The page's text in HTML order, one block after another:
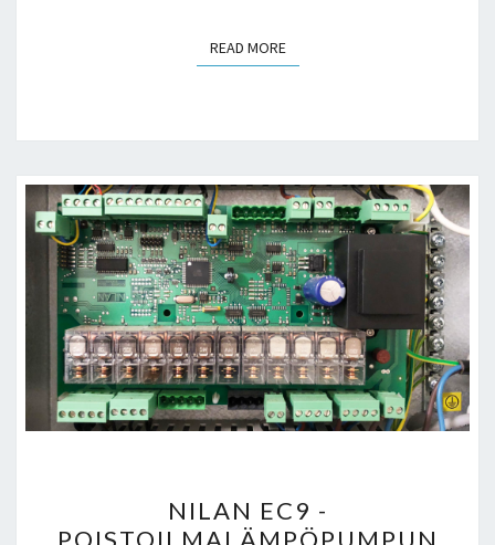
READ MOREREAD MORE
EC9
NILAN EC9 -
POISTOILMALÄMPÖPUMPUN